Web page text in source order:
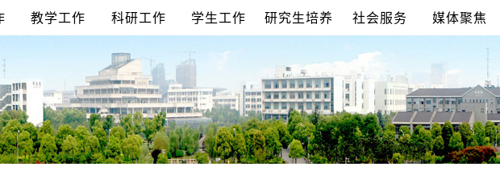
教学工作 科研工作 学生工作 研究生培养 社会服务 媒体聚焦